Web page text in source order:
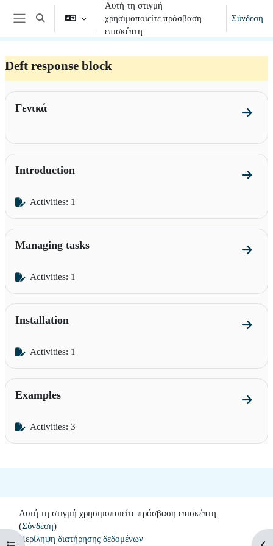
Μετάβαση στο κεντρικό περιεχόμενο
Πλευρικός πίνακας
Εναλλαγή εισόδου αναζήτησης
Αυτή τη στιγμή
χρησιμοποιείτε πρόσβαση
επισκέπτη
Σύνδεση
Deft response block
Section outline
Γενικά
Go to
Introduction
Go to
Activities: 1
Managing tasks
Go to
Activities: 1
Installation
Go to
Activities: 1
Examples
Go to
Activities: 3
Αυτή τη στιγμή χρησιμοποιείτε πρόσβαση επισκέπτη
(Σύνδεση)
Περίληψη διατήρησης δεδομένων